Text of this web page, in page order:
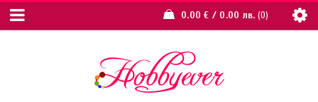
0.00€ / 0.00 лв. 0